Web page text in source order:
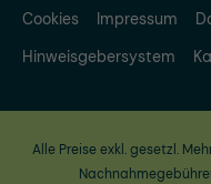
Cookies Impressum
Hinweisgebersystem
Alle Preise exkl. gesetzl.